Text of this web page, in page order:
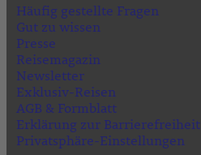
Häufig gestellte Fragen
Gut zu wissen
Presse
Reisemagazin
Newsletter
Exklusiv-Reisen
AGB & Formblatt
Erklärung zur Barrierefreiheit
Privatsphäre-Einstellungen